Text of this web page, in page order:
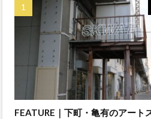
FEATURE｜下町・亀有のアート